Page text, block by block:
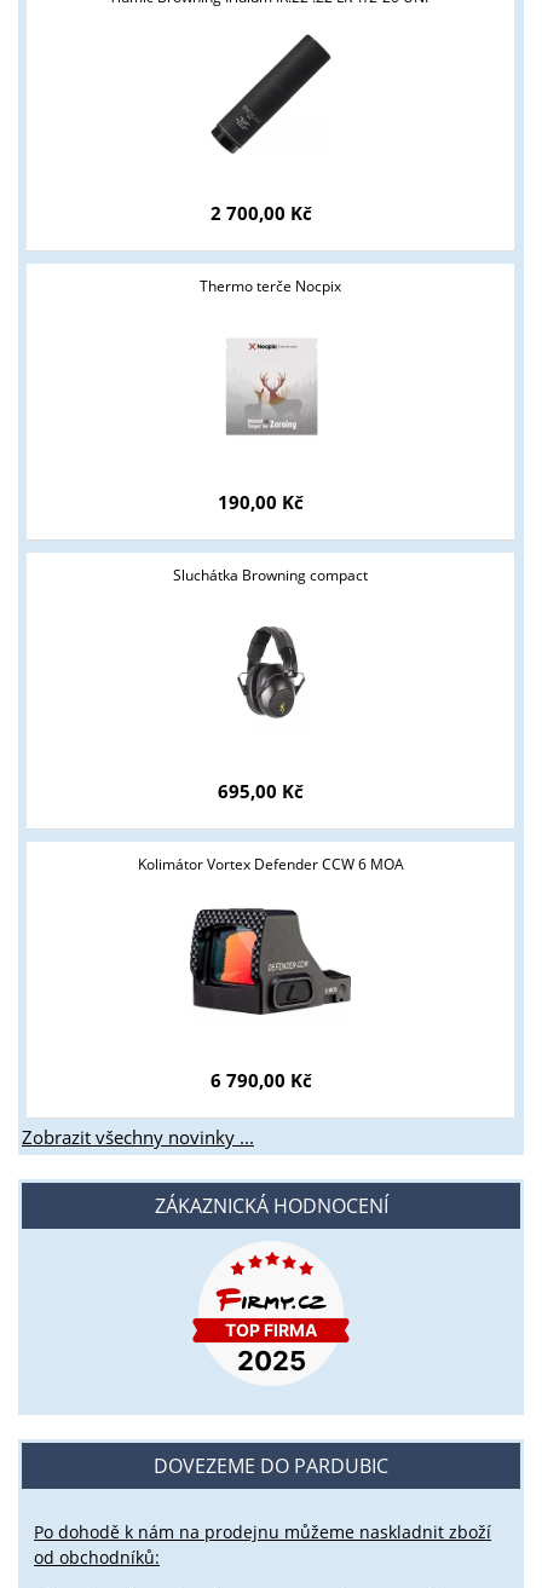
2 700,00 Kč
Thermo terče Nocpix
190,00 Kč
Sluchátka Browning compact
695,00 Kč
Kolimátor Vortex Defender CCW 6 MOA
6 790,00 Kč
Zobrazit všechny novinky ...
ZÁKAZNICKÁ HODNOCENÍ
DOVEZEME DO PARDUBIC
Po dohodě k nám na prodejnu můžeme naskladnit zboží
od obchodníků:
Tyto stránky jsou určeny pouze odborné veřejnosti od 18 let a
podnikatelům v oblasti zbraně a střelivo. Splňujete tyto
podmínky?
ANO